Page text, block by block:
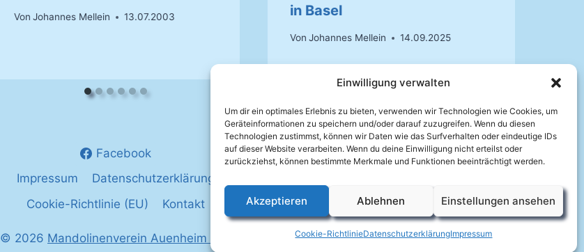
Einwilligung verwalten
Um dir ein optimales Erlebnis zu bieten, verwenden wir Technologien wie Cookies, um
Geräteinformationen zu speichern und/oder darauf zuzugreifen. Wenn du diesen
Technologien zustimmst, können wir Daten wie das Surfverhalten oder eindeutige IDs
auf dieser Website verarbeiten. Wenn du deine Einwilligung nicht erteilst oder
zurückziehst, können bestimmte Merkmale und Funktionen beeinträchtigt werden.
Akzeptieren Ablehnen Einstellungen ansehen
Cookie-RichtlinieDatenschutzerklärungImpressum
Von Johannes Mellein 13.07.2003
in Basel
Von Johannes Mellein 14.09.2025
Facebook
Impressum
Datenschutzerklärung
Cookie-Richtlinie (EU)
Kontakt
© 2026 Mandolinenverein Auenheim e.V.